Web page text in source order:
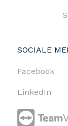
SOCIALE
Facebook
LinkedIn